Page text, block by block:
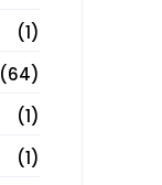
(1)
(64)
(1)
(1)